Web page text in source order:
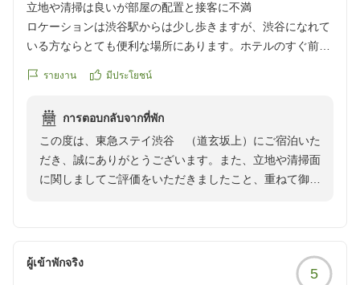
立地や清掃は良いが部屋の配置と接客に不満
ロケーションは渋谷駅からは少し歩きますが、渋谷になれて
いる方ならとても便利な場所にあります。ホテルのすぐ前に
す。ホテルはとても新しい感じで、備品もそろっており、掃
タッフの方もみなさん、とても丁寧な素晴らしい対応でし
た。ただ、二点。デラックスツインという上位クラスのお部
屋を連泊で予約してましたが、ご用意いただいたのは最下層
の角部屋で、ホテルのウェブサイトの写真に比べるとコの字
た。部屋の変更のリクエストと共に、ワイファイや部屋の電
話など部屋の設備についてフロントに連絡をしたところ、そ
รายงาน มีประโยชน์
การตอบกลับจากที่พัก
この度は、東急ステイ渋谷 （道玄坂上）にご宿泊いた
だき、誠にありがとうございます。また、立地や清掃面
に関しましてご評価をいただきましたこと、重ねて御礼
お客様からいただいた貴重なご意見は真摯に受け止め、
今後のサービス向上および運営の参考とさせていただき
ผู้เข้าพักจริง
5